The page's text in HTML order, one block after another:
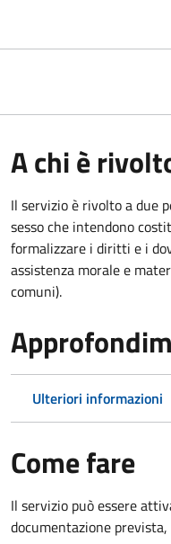
A chi è
Il servizio è rivolto a due
sesso che intendono
formalizzare i diritti e i
assistenza morale e
comuni).
Ulteriori informazioni
Come fare
Il servizio può essere
documentazione